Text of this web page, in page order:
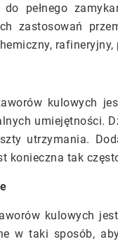
pełnego
zastosowań
kulowych
umiejętności.
utrzymania.
konieczna tak
kulowych
w taki sposób,